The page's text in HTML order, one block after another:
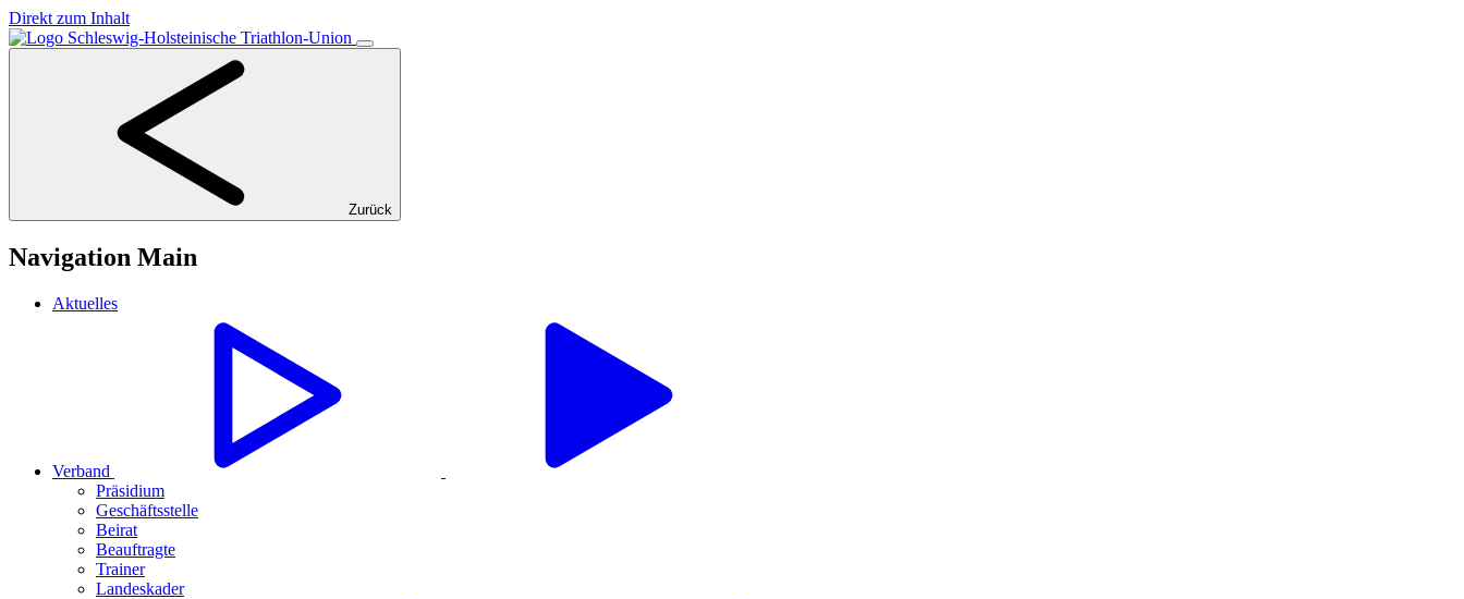
Direkt zum Inhalt
Zurück
Navigation Main
Aktuelles
Verband
Präsidium
Geschäftsstelle
Beirat
Beauftragte
Trainer
Landeskader